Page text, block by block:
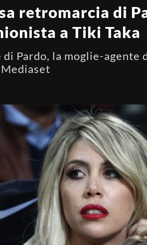
retromarcia di
a Tiki Taka
Pardo, la moglie-agente